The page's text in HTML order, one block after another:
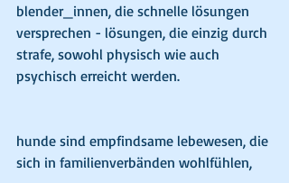
blender_innen, die schnelle lösungen
versprechen - lösungen, die einzig durch
strafe, sowohl physisch wie auch
psychisch erreicht werden.
hunde sind empfindsame lebewesen, die
sich in familienverbänden wohlfühlen,